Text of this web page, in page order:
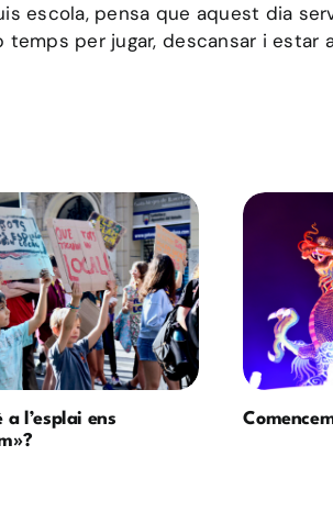
escola, pensa que aquest dia
temps per jugar, descansar i estar
a l’esplai ens